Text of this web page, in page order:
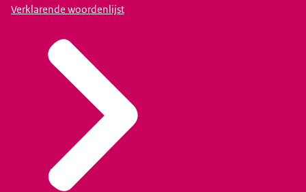
Verklarende woordenlijst